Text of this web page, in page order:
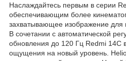
Наслаждайтесь первым в серии
обеспечивающим более
захватывающее изображение для
В сочетании с автоматической
обновления до 120 Гц Redmi 14C
ощущения на новый уровень.